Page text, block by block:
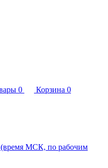
0 Корзина 0
(время МСК, по рабочим